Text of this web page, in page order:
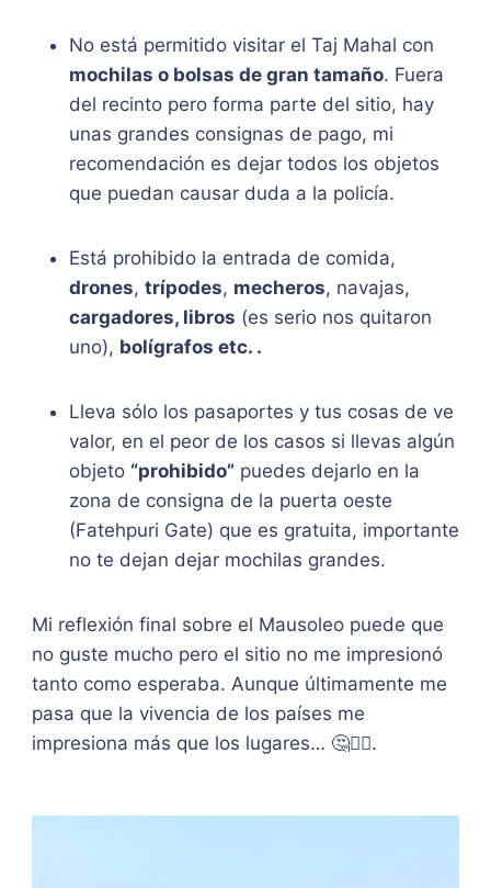
No está permitido visitar el Taj Mahal con
mochilas o bolsas de gran tamaño. Fuera
del recinto pero forma parte del sitio, hay
unas grandes consignas de pago, mi
recomendación es dejar todos los objetos
que puedan causar duda a la policía.
Está prohibido la entrada de comida,
drones, trípodes, mecheros, navajas,
cargadores, libros (es serio nos quitaron
uno), bolígrafos etc. .
Lleva sólo los pasaportes y tus cosas de ve
valor, en el peor de los casos si llevas algún
objeto “prohibido”puedes dejarlo en la
zona de consigna de la puerta oeste
(Fatehpuri Gate) que es gratuita, importante
no te dejan dejar mochilas grandes.
Mi reflexión final sobre el Mausoleo puede que
no guste mucho pero el sitio no me impresionó
tanto como esperaba. Aunque últimamente me
pasa que la vivencia de los países me
impresiona más que los lugares… 🤔🤷‍♀️.